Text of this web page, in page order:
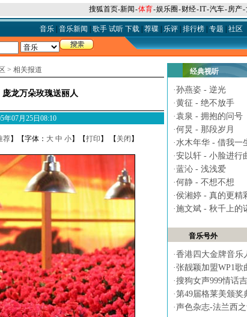
搜狐首页-新闻-体育-娱乐圈 -财经-IT-汽车-房产-
音乐| 音乐新闻 歌手 试听 下载| 荐碟| 乐评| 排行榜| 专题 社区
> 相关报道
龙万朵玫瑰送丽人
年07月25日08:10
荐】【字体： 大 中 小】【打印 】 【 关闭 】
经典视听
·孙燕姿 - 逆光
·黄征 - 绝不放手
·袁泉 - 拥抱的问号
·何炅 - 那段岁月
·水木年华 - 借我一
·安以轩 - 小脸进行
·蓝沁 - 浅浅爱
·何静 - 不想不想
·侯湘婷 - 真的更精
·施文斌 - 秋千上的
音乐号外
·香港四大金牌音乐
·张靓颖加盟WP1歌
·搜狗女声999情话
·第49届格莱美颁奖
·声色杂志-法兰西